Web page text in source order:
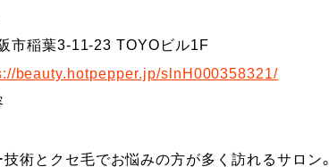
市稲葉3-11-23 TOYOビル1F
beauty.hotpepper.jp/slnH000358321/
術とクセ毛でお悩みの方が多く訪れるサロン。